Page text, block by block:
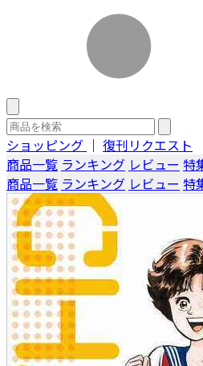
ショッピング ｜ 復刊リクエスト
商品一覧 ランキング レビュー 特
商品一覧 ランキング レビュー 特